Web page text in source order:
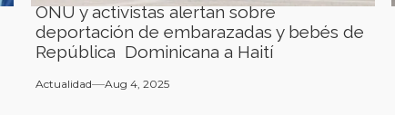
ONU y activistas alertan sobre
deportación de embarazadas y bebés de
República Dominicana a Haití
Actualidad Aug 4, 2025